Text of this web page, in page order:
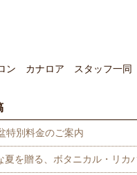
ン カナロア スタッフ一同
特別料金のご案内
を贈る、ボタニカル・リカ